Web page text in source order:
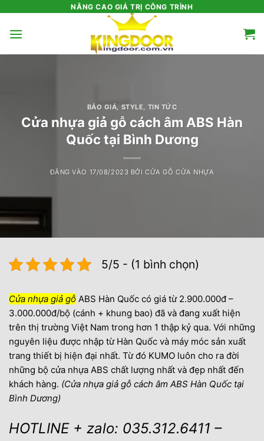
nội
NÂNG CAO GIÁ TRỊ CÔNG TRÌNH
BÁO GIÁ STYLE TIN TỨC
Cửa nhựa giả gỗ cách âm ABS Hàn
Quốc tại Bình Dương
ĐĂNG VÀO 17/08/2023 BỞICỬA GỖ CỬA NHỰA
5/5 - (1 bình chọn)
Cửa nhựa giả gỗ ABS Hàn Quốc có giá từ 2.900.000đ –
3.000.000đ/bộ (cánh + khung bao) đã và đang xuất hiện
trên thị trường Việt Nam trong hơn 1 thập kỷ qua. Với những
nguyên liệu được nhập từ Hàn Quốc và máy móc sản xuất
trang thiết bị hiện đại nhất. Từ đó KUMO luôn cho ra đời
những bộ cửa nhựa ABS chất lượng nhất và đẹp nhất đến
khách hàng. (Cửa nhựa giả gỗ cách âm ABS Hàn Quốc tại
Bình Dương)
HOTLINE + zalo: 035.312.6411 –